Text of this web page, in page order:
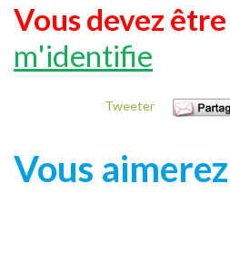
Vous devez
m'identifie
Tweeter
Vous